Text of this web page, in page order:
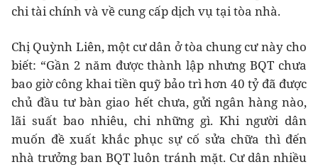
chi tài chính và về cung cấp dịch vụ tại tòa nhà.
Chị Quỳnh Liên, một cư dân ở tòa chung cư này cho
biết: “Gần 2 năm được thành lập nhưng BQT chưa
bao giờ công khai tiền quỹ bảo trì hơn 40 tỷ đã được
chủ đầu tư bàn giao hết chưa, gửi ngân hàng nào,
lãi suất bao nhiêu, chi những gì. Khi người dân
muốn đề xuất khắc phục sự cố sửa chữa thì đến
nhà trưởng ban BQT luôn tránh mặt. Cư dân nhiều